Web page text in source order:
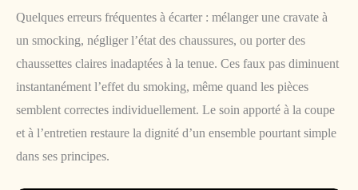
Quelques erreurs fréquentes à écarter : mélanger une cravate à
un smocking, négliger l’état des chaussures, ou porter des
chaussettes claires inadaptées à la tenue. Ces faux pas diminuent
instantanément l’effet du smoking, même quand les pièces
semblent correctes individuellement. Le soin apporté à la coupe
et à l’entretien restaure la dignité d’un ensemble pourtant simple
dans ses principes.